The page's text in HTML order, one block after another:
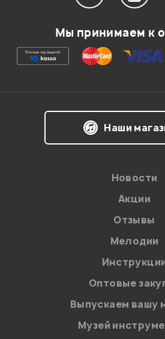
Ваша оценка:
на обработку
Политикой в
персональных данных.
Введите проверочное число:
Мы принимаем к
Наши
Новости
Акции
Отзывы
Мелодии
Оптовые
Выпускаем вашу
Музей